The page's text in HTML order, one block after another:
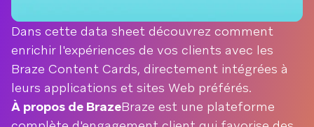
Dans cette data sheet découvrez comment
enrichir l'expériences de vos clients avec les
Braze Content Cards, directement intégrées à
leurs applications et sites Web préférés.
À propos de BrazeBraze est une plateforme